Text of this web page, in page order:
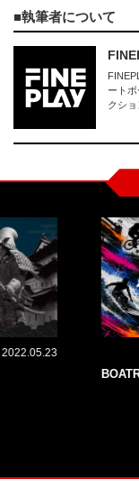
執筆者について
ート
クシ
2022.05.23